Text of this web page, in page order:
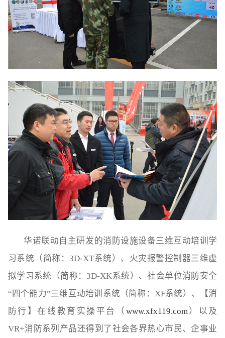
华诺联动自主研发的消防设施设备三维互动培训学
习系统（简称：3D-XT系统）、火灾报警控制器三维虚
拟学习系统（简称：3D-XK系统）、社会单位消防安全
“四个能力”三维互动培训系统（简称：XF系统）、【消
防行】在线教育实操平台（ www.xfx119.com）以及
VR+消防系列产品还得到了社会各界热心市民、企事业